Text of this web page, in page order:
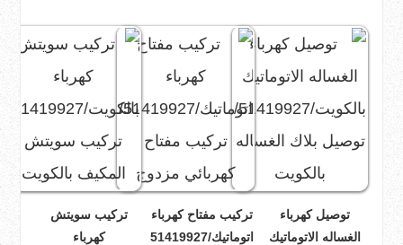
توصيل كهرباء
الغساله الاتوماتيك
تركيب مفتاح كهرباء
اتوماتيك/51419927
تركيب سويتش
كهرباء